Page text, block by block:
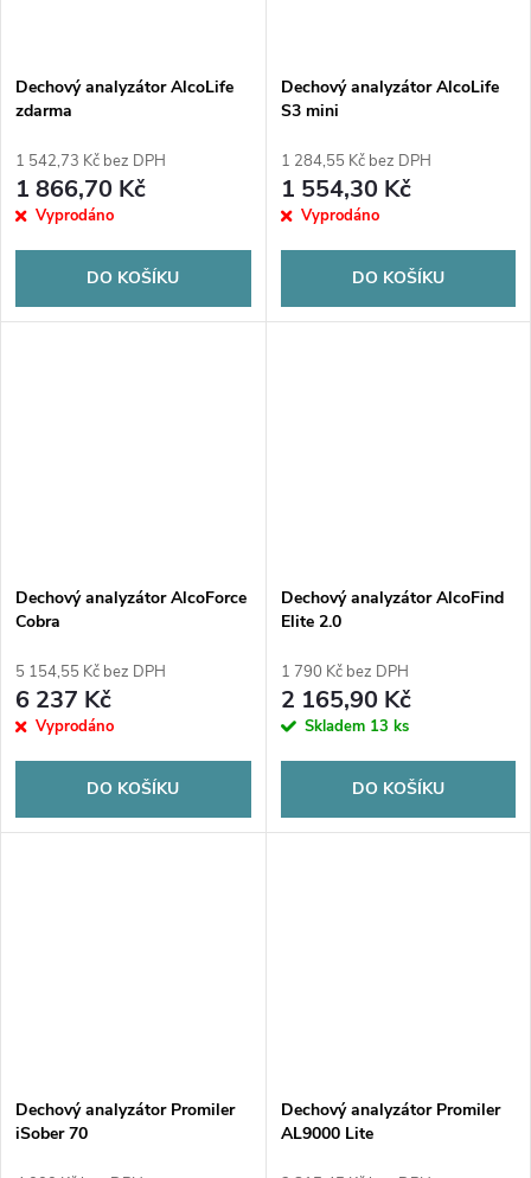
Dechový analyzátor AlcoLife
zdarma
1 542,73 Kč bez DPH
1 866,70 Kč
Vyprodáno
DO KOŠÍKU
Dechový analyzátor AlcoLife
S3 mini
1 284,55 Kč bez DPH
1 554,30 Kč
Vyprodáno
DO KOŠÍKU
Dechový analyzátor AlcoForce
Cobra
5 154,55 Kč bez DPH
6 237 Kč
Vyprodáno
DO KOŠÍKU
Dechový analyzátor AlcoFind
Elite 2.0
1 790 Kč bez DPH
2 165,90 Kč
Skladem 13 ks
DO KOŠÍKU
Dechový analyzátor Promiler
iSober 70
Dechový analyzátor Promiler
AL9000 Lite